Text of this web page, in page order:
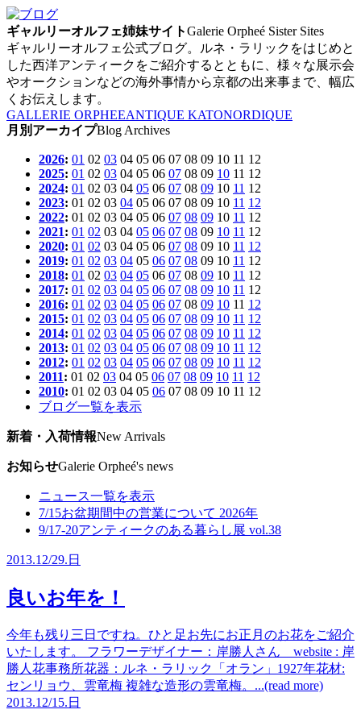
ギャルリーオルフェ姉妹サイトGalerie Orpheé Sister Sites
ギャルリーオルフェ公式ブログ。ルネ・ラリックをはじめと
した西洋アンティークをご紹介するとともに、様々な展示会
やオークションなどの海外事情から京都の出来事まで、幅広
くお伝えします。
GALLERIE ORPHEEANTIQUE KATONORDIQUE
月別アーカイプBlog Archives
2026: 01 02 03 04 05 06 07 08 09 10 11 12
2025: 01 02 03 04 05 06 07 08 09 10 11 12
2024: 01 02 03 04 05 06 07 08 09 10 11 12
2023: 01 02 03 04 05 06 07 08 09 10 11 12
2022: 01 02 03 04 05 06 07 08 09 10 11 12
2021: 01 02 03 04 05 06 07 08 09 10 11 12
2020: 01 02 03 04 05 06 07 08 09 10 11 12
2019: 01 02 03 04 05 06 07 08 09 10 11 12
2018: 01 02 03 04 05 06 07 08 09 10 11 12
2017: 01 02 03 04 05 06 07 08 09 10 11 12
2016: 01 02 03 04 05 06 07 08 09 10 11 12
2015: 01 02 03 04 05 06 07 08 09 10 11 12
2014: 01 02 03 04 05 06 07 08 09 10 11 12
2013: 01 02 03 04 05 06 07 08 09 10 11 12
2012: 01 02 03 04 05 06 07 08 09 10 11 12
2011: 01 02 03 04 05 06 07 08 09 10 11 12
2010: 01 02 03 04 05 06 07 08 09 10 11 12
ブログ一覧を表示
新着・入荷情報New Arrivals
お知らせGalerie Orpheé's news
ニュース一覧を表示
7/15お盆期間中の営業について 2026年
9/17-20アンティークのある暮らし展 vol.38
2013.12/29. 日
良いお年を！
今年も残り三日ですね。ひと足お先にお正月のお花をご紹介
いたします。 フラワーデザイナー：岸勝人さん website : 岸
勝人花事務所花器：ルネ・ラリック「オラン」1927年花材:
センリョウ、雲竜梅 複雑な造形の雲竜梅。...(read more)
2013.12/15. 日